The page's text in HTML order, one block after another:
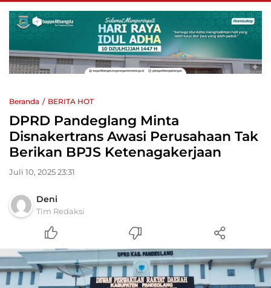
Beranda BERITA HOT
DPRD Pandeglang Minta
Disnakertrans Awasi Perusahaan Tak
Berikan BPJS Ketenagakerjaan
Juli 10, 2025 23:31
Deni
Tim Redaksi